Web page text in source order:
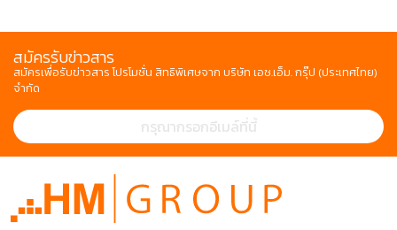
สมัครรับข่าวสาร
สมัครเพื่อรับข่าวสาร โปรโมชั่น สิทธิพิเศษจาก บริษัท เอช.เอ็ม. กรุ๊ป (ประเทศไทย)
จำกัด